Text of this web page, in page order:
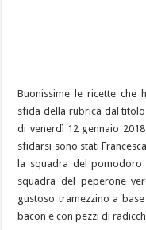
Buonissime le ricette che
sfida della rubrica dal
di venerdì 12 gennaio
sfidarsi sono stati
la squadra del
squadra del peperone
gustoso tramezzino a
bacon e con pezzi di